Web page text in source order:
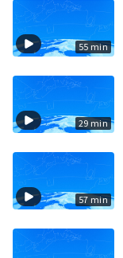
55 min
29 min
57 min